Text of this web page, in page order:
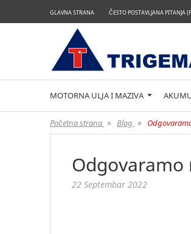
GLAVNA STRANA ČESTO POSTAVLJANA PITANJA
MOTORNA ULJA I MAZIVA
Početna strana » Blog »
22 Septembar 2022